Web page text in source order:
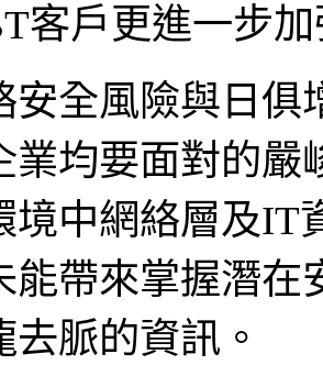
客戶更進一步
安全風險與日
業均要面對的嚴
境中網絡層及IT
能帶來掌握潛
去脈的資訊。